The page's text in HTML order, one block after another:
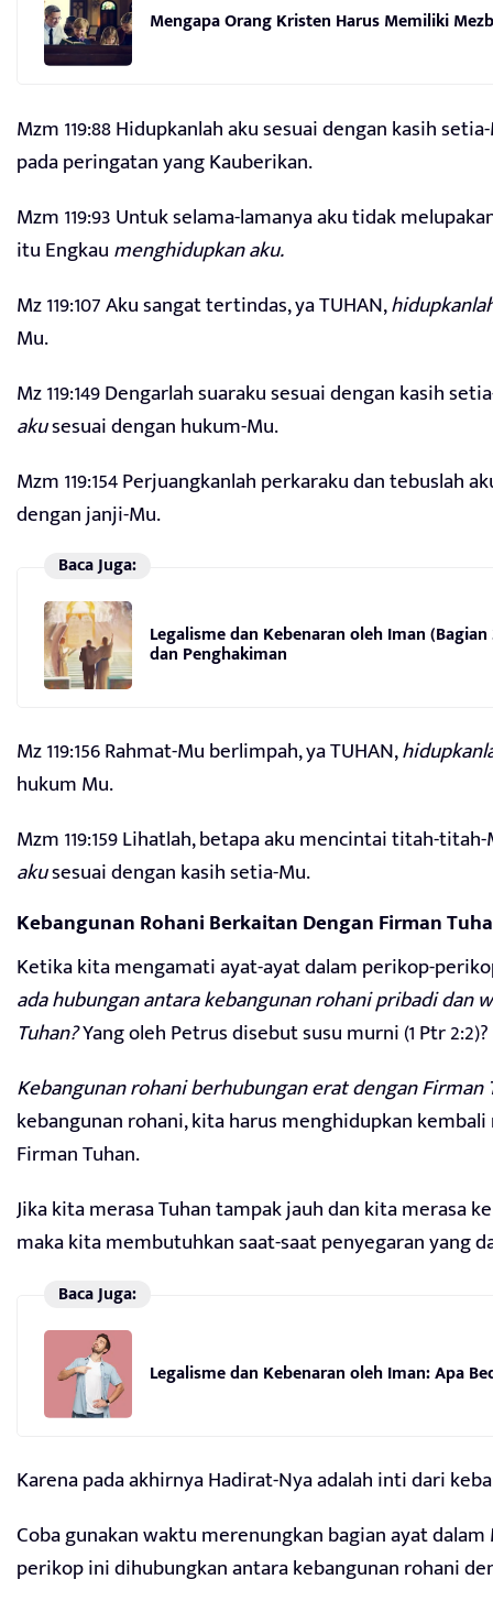
Mengapa Orang Kristen Harus Memiliki
Mzm 119:88 Hidupkanlah aku sesuai dengan kasih
pada peringatan yang Kauberikan.
Mzm 119:93 Untuk selama-lamanya aku tidak
itu Engkaumenghidupkan aku.
Mz 119:107 Aku sangat tertindas, ya TUHAN,
Mu.
Mz 119:149 Dengarlah suaraku sesuai dengan kasih
akusesuai dengan hukum-Mu.
Mzm 119:154 Perjuangkanlah perkaraku dan tebuslah
dengan janji-Mu.
Baca Juga:
Legalisme dan Kebenaran oleh Iman
dan Penghakiman
Mz 119:156 Rahmat-Mu berlimpah, ya TUHAN,
hukum Mu.
Mzm 119:159 Lihatlah, betapa aku mencintai titah-titah-
akusesuai dengan kasih setia-Mu.
Kebangunan Rohani Berkaitan Dengan Firman
Ketika kita mengamati ayat-ayat dalam perikop-
ada hubungan antara kebangunan rohani pribadi dan
Tuhan?Yang oleh Petrus disebut susu murni (1 Ptr 2:2)?
Kebangunan rohani berhubungan erat dengan Firman
kebangunan rohani, kita harus menghidupkan
Firman Tuhan.
Jika kita merasa Tuhan tampak jauh dan kita merasa
maka kita membutuhkan saat-saat penyegaran yang
Baca Juga:
Legalisme dan Kebenaran oleh Iman: Apa
Karena pada akhirnya Hadirat-Nya adalah inti dari
Coba gunakan waktu merenungkan bagian ayat dalam
perikop ini dihubungkan antara kebangunan rohani